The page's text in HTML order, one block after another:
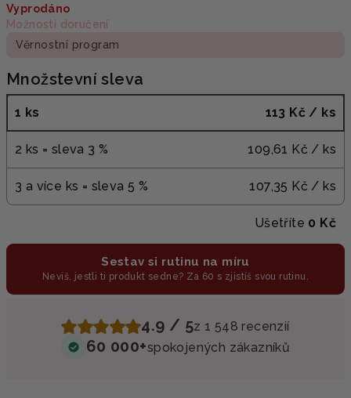
cena:
Vyprodáno
Možnosti doručení
Věrnostní program
Množstevní sleva
1 ks 113 Kč / ks
2 ks = sleva 3 % 109,61 Kč / ks
3 a více ks = sleva 5 % 107,35 Kč / ks
Ušetříte 0 Kč
Sestav si rutinu na míru
Nevíš, jestli ti produkt sedne? Za 60 s zjistíš svou rutinu.
4.9 / 5z 1 548 recenzií
60 000+spokojených zákazníků